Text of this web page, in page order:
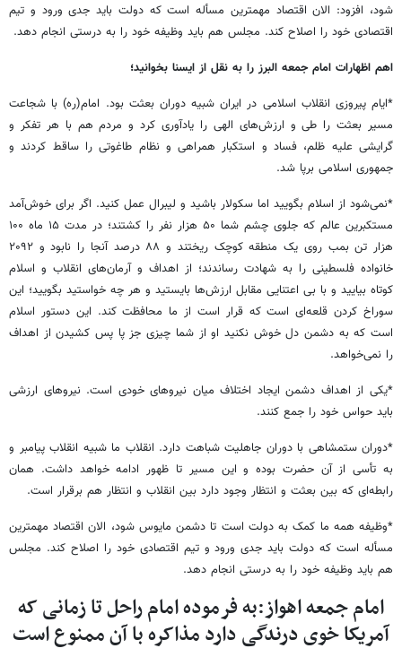
شود، افزود: الان اقتصاد مهمترین مسأله است که دولت باید جدی ورود و تیم
اقتصادی خود را اصلاح کند. مجلس هم باید وظیفه خود را به درستی انجام دهد.
اهم اظهارات امام جمعه البرز را به نقل از ایسنا بخوانید؛
*ایام پیروزی انقلاب اسلامی در ایران شبیه دوران بعثت بود. امام(ره) با شجاعت
مسیر بعثت را طی و ارزش‌های الهی را یادآوری کرد و مردم هم با هر تفکر و
گرایشی علیه ظلم، فساد و استکبار همراهی و نظام طاغوتی را ساقط کردند و
جمهوری اسلامی برپا شد.
*نمی‌شود از اسلام بگویید اما سکولار باشید و لیبرال عمل کنید. اگر برای خوش‌آمد
مستکبرین عالم که جلوی چشم شما ۵۰ هزار نفر را کشتند؛ در مدت ۱۵ ماه ۱۰۰
هزار تن بمب روی یک منطقه کوچک ریختند و ۸۸ درصد آنجا را نابود و ۲۰۹۲
خانواده فلسطینی را به شهادت رساندند؛ از اهداف و آرمان‌های انقلاب و اسلام
کوتاه بیایید و با بی اعتنایی مقابل ارزش‌ها بایستید و هر چه خواستید بگویید؛ این
سوراخ کردن قلعه‌ای است که قرار است از ما محافظت کند. این دستور اسلام
است که به دشمن دل خوش نکنید او از شما چیزی جز پا پس کشیدن از اهداف
را نمی‌خواهد.
*یکی از اهداف دشمن ایجاد اختلاف میان نیروهای خودی است. نیروهای ارزشی
باید حواس خود را جمع کنند.
*دوران ستمشاهی با دوران جاهلیت شباهت دارد. انقلاب ما شبیه انقلاب پیامبر و
به تأسی از آن حضرت بوده و این مسیر تا ظهور ادامه خواهد داشت. همان
رابطه‌ای که بین بعثت و انتظار وجود دارد بین انقلاب و انتظار هم برقرار است.
*وظیفه همه ما کمک به دولت است تا دشمن مایوس شود، الان اقتصاد مهمترین
مسأله است که دولت باید جدی ورود و تیم اقتصادی خود را اصلاح کند. مجلس
هم باید وظیفه خود را به درستی انجام دهد.
امام جمعه اهواز:به فرموده امام راحل تا زمانی که
آمریکا خوی درندگی دارد مذاکره با آن ممنوع است